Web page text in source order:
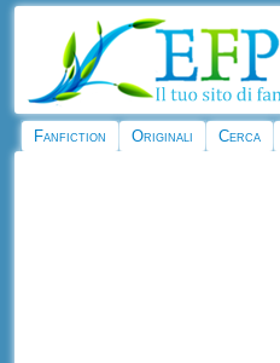
Fanfiction Originali Cerca